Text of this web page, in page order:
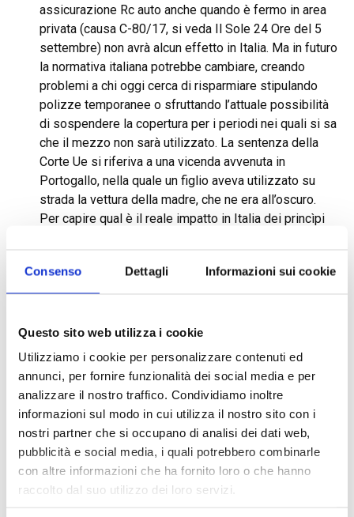
Consenso Dettagli Informazioni sui cookie
Questo sito web utilizza i cookie
Utilizziamo i cookie per personalizzare contenuti ed
annunci, per fornire funzionalità dei social media e per
analizzare il nostro traffico. Condividiamo inoltre
informazioni sul modo in cui utilizza il nostro sito con i
nostri partner che si occupano di analisi dei dati web,
pubblicità e social media, i quali potrebbero combinarle
con altre informazioni che ha fornito loro o che hanno
raccolto dal suo utilizzo dei loro servizi.
assicurazione Rc auto anche quando è fermo in area
privata (causa C-80/17, si veda Il Sole 24 Ore del 5
settembre) non avrà alcun effetto in Italia. Ma in futuro
la normativa italiana potrebbe cambiare, creando
problemi a chi oggi cerca di risparmiare stipulando
polizze temporanee o sfruttando l’attuale possibilità
di sospendere la copertura per i periodi nei quali si sa
che il mezzo non sarà utilizzato. La sentenza della
Corte Ue si riferiva a una vicenda avvenuta in
Portogallo, nella quale un figlio aveva utilizzato su
strada la vettura della madre, che ne era all’oscuro.
Per capire qual è il reale impatto in Italia dei princìpi
Quando una persona prende le chiavi di un veicolo non
suo e le consegna a un’altra che poi causa un
incidente per aver guidato con grave imprudenza, la
compagnia assicurativa non può rivalersi anche su chi
ha sottratto il veicolo. Resta quindi – in solido con il
responsabile dell’incidente- solo la responsabilità del
proprietario del veicolo, se non dimostra di essersi
opposto attivamente alla circolazione del mezzo. Lo